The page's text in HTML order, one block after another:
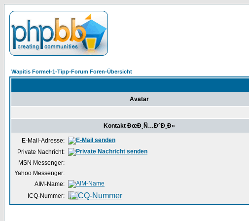
Wapitis Formel-1-Tipp-Forum Foren-Übersicht
Avatar
Kontakt ÐœÐ¸Ñ…Ð°Ð¸Ð»
E-Mail-Adresse:
Private Nachricht:
MSN Messenger:
Yahoo Messenger:
AIM-Name:
ICQ-Nummer: